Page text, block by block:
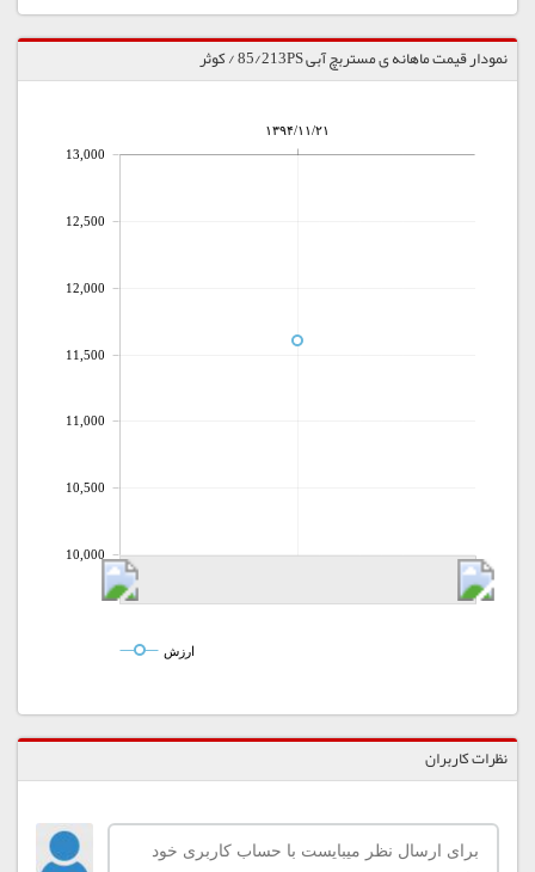
نمودار قیمت ماهانه ی مستربچ آبی 85/213PS / کوثر
۱۳۹۴/۱۱/۲۱
10,000
10,500
11,000
11,500
12,000
12,500
13,000
ارزش
نظرات کاربران